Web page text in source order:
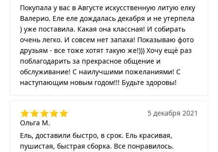
Покупала у вас в Августе искусственную литую елку
Валерио. Еле еле дождалась декабря и не утерпела
) уже поставила. Какая она классная! И собирать
очень легко. И совсем нет запаха! Показываю фото
друзьям - все тоже хотят такую же!))) Хочу ещё раз
поблагодарить за прекрасное общение и
обслуживание! С наилучшими пожеланиями! С
наступающим новым годом!!! Будьте здоровы!
Ольга М.
5 декабря 2021
Ель, доставили быстро, в срок. Ель красивая,
пушистая, быстрая сборка. Все понравилось.